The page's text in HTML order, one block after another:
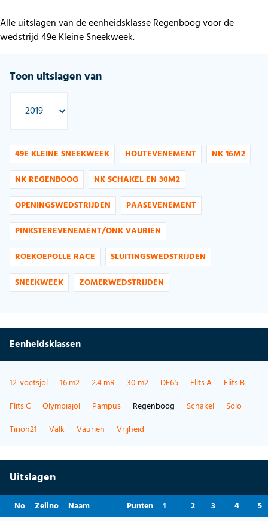
Alle uitslagen van de eenheidsklasse Regenboog voor de
wedstrijd 49e Kleine Sneekweek.
Toon uitslagen van
49E KLEINE SNEEKWEEK HOUTEVENEMENT
NK 16M2
NK REGENBOOG
NK SCHAKEL EN 30M2
OPENINGSWEDSTRIJDEN
PAASEVENEMENT
PINKSTEREVENEMENT/ONK VAURIEN
ROEKOEPOLLE RACE
SLUITINGSWEDSTRIJDEN
SNEEKWEEK
ZOMERWEDSTRIJDEN
Eenheidsklassen
12-voetsjol 16 m2 2.4 mR 30 m2 DF65 Flits A
Flits B
Flits C
Olympiajol Pampus Regenboog Schakel
Solo
Tirion21
Valk Vaurien Vrijheid
Uitslagen
No Zeilno Naam Punten 1 2 3 4 5